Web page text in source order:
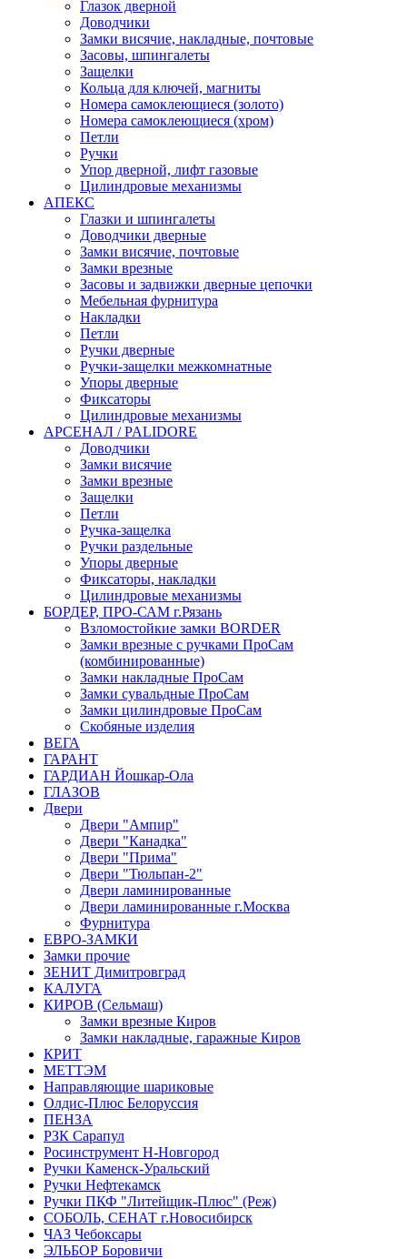
Глазок дверной
Доводчики
Замки висячие, накладные, почтовые
Засовы, шпингалеты
Защелки
Кольца для ключей, магниты
Номера самоклеющиеся (золото)
Номера самоклеющиеся (хром)
Петли
Ручки
Упор дверной, лифт газовые
Цилиндровые механизмы
АПЕКС
Глазки и шпингалеты
Доводчики дверные
Замки висячие, почтовые
Замки врезные
Засовы и задвижки дверные цепочки
Мебельная фурнитура
Накладки
Петли
Ручки дверные
Ручки-защелки межкомнатные
Упоры дверные
Фиксаторы
Цилиндровые механизмы
АРСЕНАЛ / PALIDORE
Доводчики
Замки висячие
Замки врезные
Защелки
Петли
Ручка-защелка
Ручки раздельные
Упоры дверные
Фиксаторы, накладки
Цилиндровые механизмы
БОРДЕР, ПРО-САМ г.Рязань
Взломостойкие замки BORDER
Замки врезные с ручками ПроСам
(комбинированные)
Замки накладные ПроСам
Замки сувальдные ПроСам
Замки цилиндровые ПроСам
Скобяные изделия
ВЕГА
ГАРАНТ
ГАРДИАН Йошкар-Ола
ГЛАЗОВ
Двери
Двери "Ампир"
Двери "Канадка"
Двери "Прима"
Двери "Тюльпан-2"
Двери ламинированные
Двери ламинированные г.Москва
Фурнитура
ЕВРО-ЗАМКИ
Замки прочие
ЗЕНИТ Димитровград
КАЛУГА
КИРОВ (Сельмаш)
Замки врезные Киров
Замки накладные, гаражные Киров
КРИТ
МЕТТЭМ
Направляющие шариковые
Олдис-Плюс Белоруссия
ПЕНЗА
РЗК Сарапул
Росинструмент Н-Новгород
Ручки Каменск-Уральский
Ручки Нефтекамск
Ручки ПКФ "Литейщик-Плюс" (Реж)
СОБОЛЬ, СЕНАТ г.Новосибирск
ЧАЗ Чебоксары
ЭЛЬБОР Боровичи